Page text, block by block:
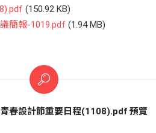
(150.92 KB)
簡報-1019.pdf (1.94 MB)
春設計節重要日程(1108).pdf 預覽